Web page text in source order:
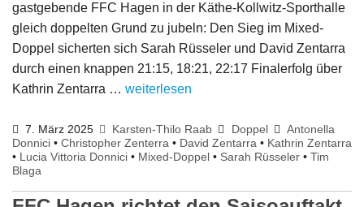
gastgebende FFC Hagen in der Käthe-Kollwitz-Sporthalle
gleich doppelten Grund zu jubeln: Den Sieg im Mixed-
Doppel sicherten sich Sarah Rüsseler und David Zentarra
durch einen knappen 21:15, 18:21, 22:17 Finalerfolg über
Kathrin Zentarra … weiterlesen
7. März 2025 Karsten-Thilo Raab Doppel
Antonella
Donnici • Christopher Zenterra • David Zentarra • Kathrin Zentarra
• Lucia Vittoria Donnici • Mixed-Doppel • Sarah Rüsseler • Tim
Blaga